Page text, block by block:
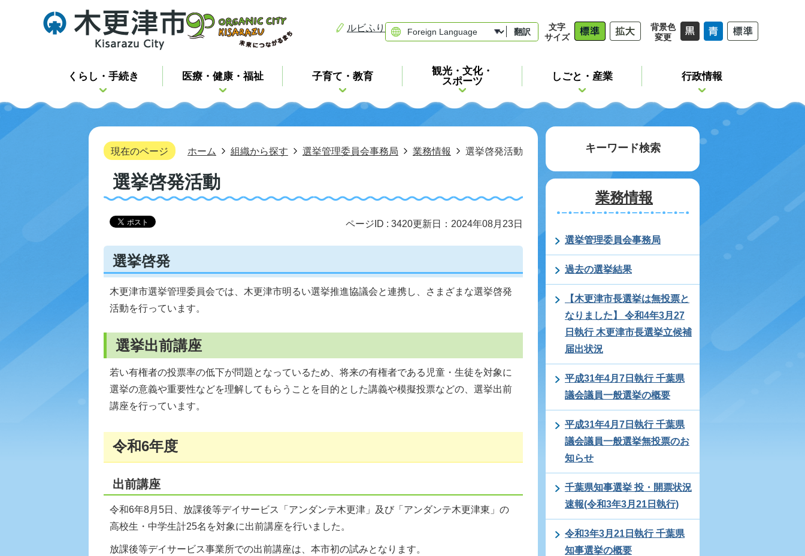
ルビふり 翻訳
文字
サイズ
背景色
変更
くらし・手続き 医療・健康・福祉 子育て・教育
観光・文化・
スポーツ
しごと・産業 行政情報
現在のページ ホーム 組織から探す 選挙管理委員会事務局 業務情報 選挙啓発活動
選挙啓発活動
ページID : 3420更新日：2024年08月23日
選挙啓発
木更津市選挙管理委員会では、木更津市明るい選挙推進協議会と連携し、さまざまな選挙啓発
活動を行っています。
選挙出前講座
若い有権者の投票率の低下が問題となっているため、将来の有権者である児童・生徒を対象に
選挙の意義や重要性などを理解してもらうことを目的とした講義や模擬投票などの、選挙出前
講座を行っています。
令和6年度
出前講座
令和6年8月5日、放課後等デイサービス「アンダンテ木更津」及び「アンダンテ木更津東」の
高校生・中学生計25名を対象に出前講座を行いました。
放課後等デイサービス事業所での出前講座は、本市初の試みとなります。
キーワード検索
業務情報
選挙管理委員会事務局
過去の選挙結果
【木更津市長選挙は無投票と
なりました】 令和4年3月27
日執行 木更津市長選挙立候補
届出状況
平成31年4月7日執行 千葉県
議会議員一般選挙の概要
平成31年4月7日執行 千葉県
議会議員一般選挙無投票のお
知らせ
千葉県知事選挙 投・開票状況
速報(令和3年3月21日執行)
令和3年3月21日執行 千葉県
知事選挙の概要